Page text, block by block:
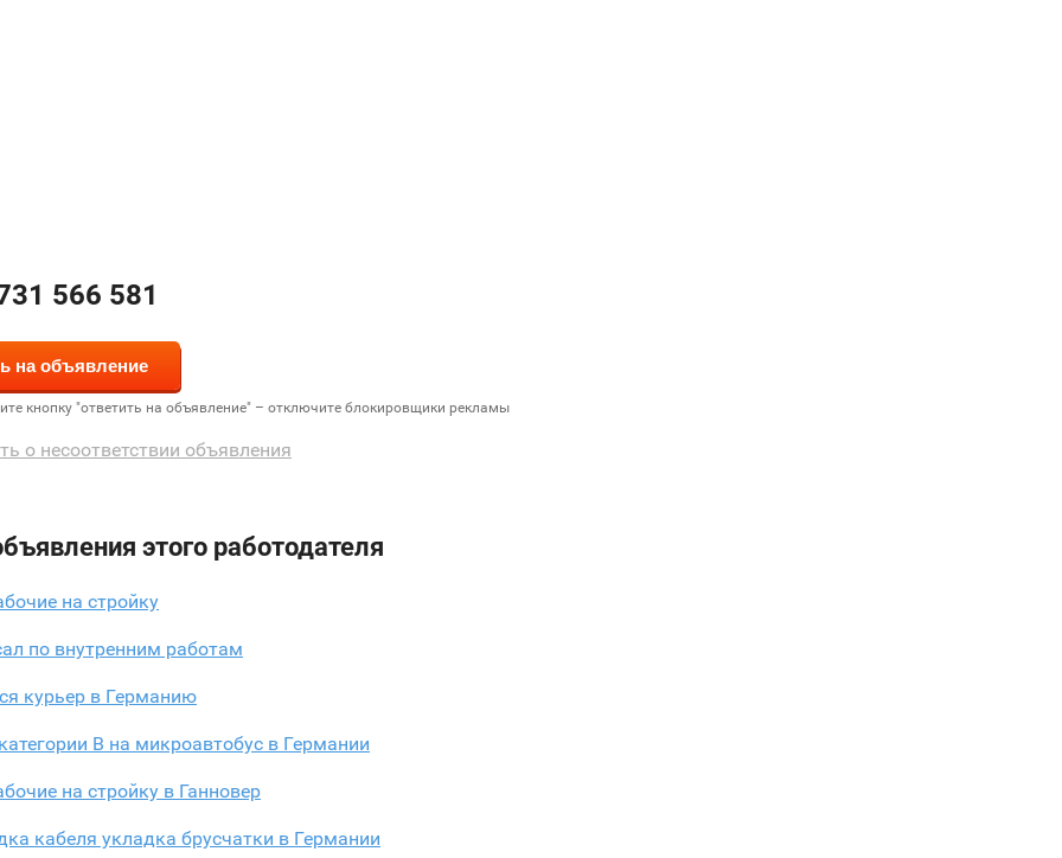
566 581
кнопку "ответить на объявление" – отключите блокировщики рекламы
о несоответствии объявления
этого работодателя
на стройку
по внутренним работам
курьер в Германию
B на микроавтобус в Германии
на стройку в Ганновер
кабеля укладка брусчатки в Германии